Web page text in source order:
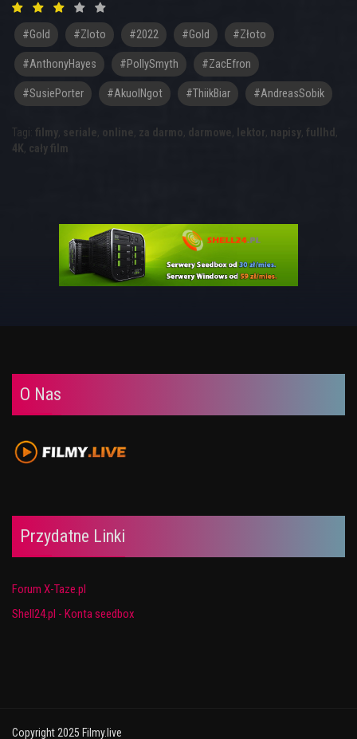
#gold #zloto #2022 #Gold #Złoto
#AnthonyHayes #PollySmyth #ZacEfron
#SusiePorter #AkuolNgot #ThiikBiar #AndreasSobik
Tagi: filmy, seriale, online, za darmo, darmowe, lektor, napisy, fullhd ,
4K, cały film
O Nas
Przydatne Linki
Forum X-Taze.pl
Shell24.pl - Konta seedbox
Copyright 2025 Filmy.live